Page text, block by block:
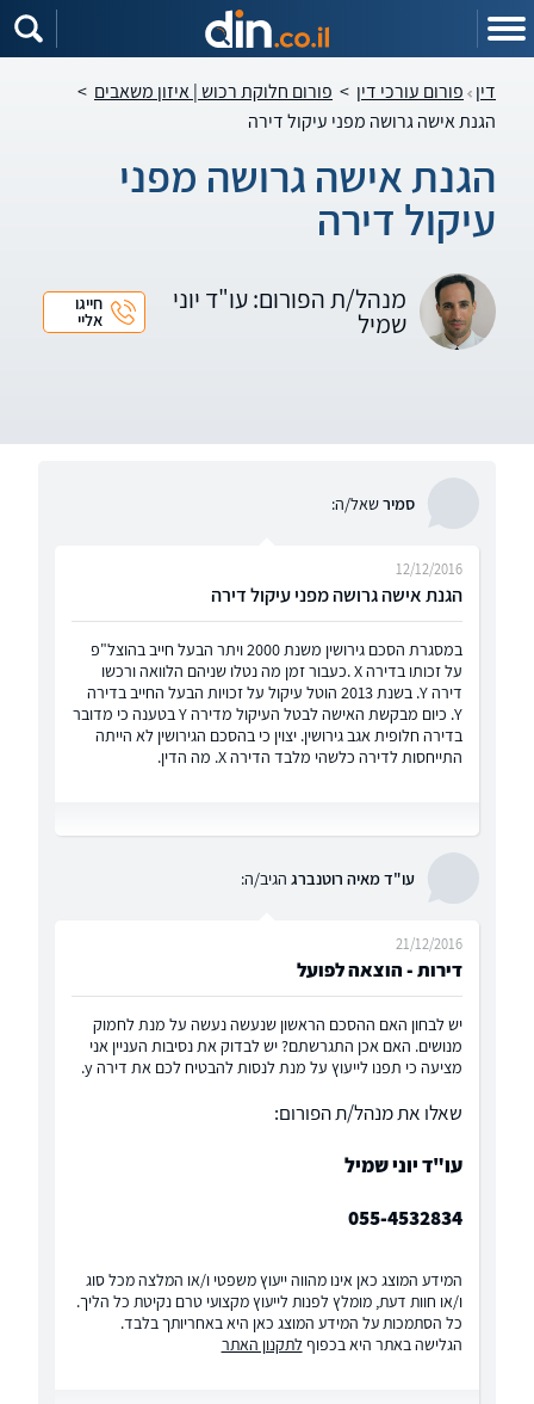
דין פורום עורכי דין > פורום חלוקת רכוש | איזון משאבים >
הגנת אישה גרושה מפני עיקול דירה
הגנת אישה גרושה מפני
עיקול דירה
מנהל/ת הפורום: עו"ד יוני
שמיל
חייגו
אליי
סמירשאל/ה:
הגנת אישה גרושה מפני עיקול דירה
12/12/2016
במסגרת הסכם גירושין משנת 2000 ויתר הבעל חייב בהוצל"פ
על זכותו בדירה X .כעבור זמן מה נטלו שניהם הלוואה ורכשו
דירה Y. בשנת 2013 הוטל עיקול על זכויות הבעל החייב בדירה
Y. כיום מבקשת האישה לבטל העיקול מדירה Y בטענה כי מדובר
בדירה חלופית אגב גירושין. יצוין כי בהסכם הגירושין לא הייתה
התייחסות לדירה כלשהי מלבד הדירה X. מה הדין.
עו"ד מאיה רוטנברג הגיב/ה:
דירות - הוצאה לפועל
21/12/2016
יש לבחון האם ההסכם הראשון שנעשה נעשה על מנת לחמוק
מנושים. האם אכן התגרשתם? יש לבדוק את נסיבות העניין אני
מציעה כי תפנו לייעוץ על מנת לנסות להבטיח לכם את דירה y.
שאלו את מנהל/ת הפורום:
עו"ד יוני שמיל
055-4532834
המידע המוצג כאן אינו מהווה ייעוץ משפטי ו/או המלצה מכל סוג
ו/או חוות דעת, מומלץ לפנות לייעוץ מקצועי טרם נקיטת כל הליך.
כל הסתמכות על המידע המוצג כאן היא באחריותך בלבד.
הגלישה באתר היא בכפוף לתקנון האתר